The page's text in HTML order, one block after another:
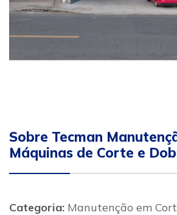
Sobre Tecman
Máquinas de Corte e
Categoria: Manutenção em